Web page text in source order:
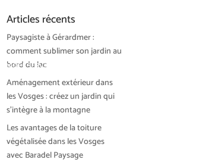
BARADEL SERVICE
Articles récents
Paysagiste à Gérardmer :
comment sublimer son jardin au
bord du lac
Aménagement extérieur dans
les Vosges : créez un jardin qui
s’intègre à la montagne
Les avantages de la toiture
végétalisée dans les Vosges
avec Baradel Paysage